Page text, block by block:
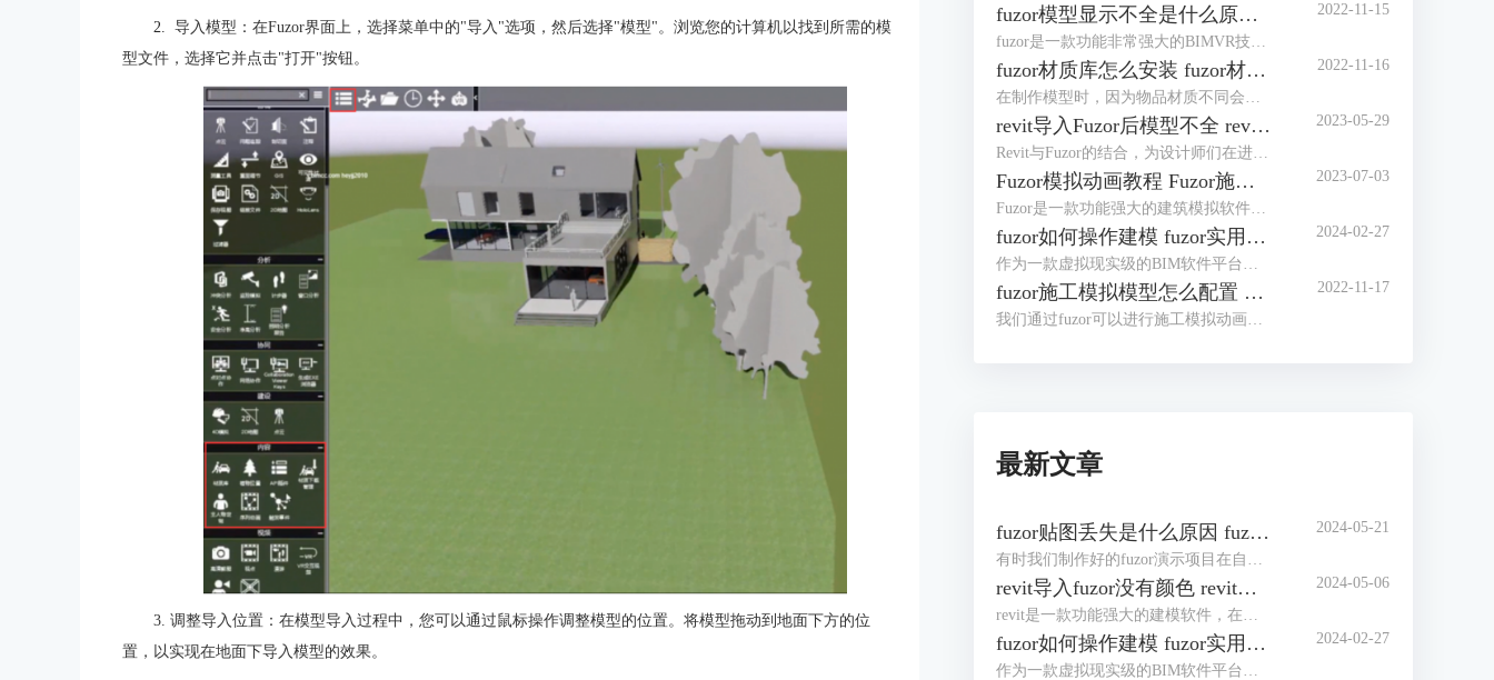
2. 导入模型：在Fuzor界面上，选择菜单中的"导入"选项，然后选择"模型"。浏览您的计算机以找到所需的模
型文件，选择它并点击"打开"按钮。
3. 调整导入位置：在模型导入过程中，您可以通过鼠标操作调整模型的位置。将模型拖动到地面下方的位
置，以实现在地面下导入模型的效果。
fuzor模型显示不全是什么原因 fuzor模型显示设置
fuzor是一款功能非常强大的BIMVR技术和4D施工模拟技术为一体的综合性平台级工具，使用过程中我们可以将Revit模型同步到fuzor。但有时fuzor模型显示不全是什么原因？这里我们将提供几种解决方案，大家可以根据自己实际情况来设置。除此之外，我们还可以对fuzor模型显示设置进行编辑，以调整出理想的模型效果。下面来看详细介绍吧！
2022-11-15
fuzor材质库怎么安装 fuzor材质库怎么使用
在制作模型时，因为物品材质不同会产生不同效果。但是安装fuzor后，发现软件自带的材质并不是很多，那么fuzor材质库怎么安装？我们可以将下载好的材质库导入fuzor。fuzor材质库怎么使用？有了材质库，使用便非常简单了，除了直接使用材质外，我们还可以对材质进行编辑。下面我们来看详细介绍吧！
2022-11-16
revit导入Fuzor后模型不全 revit导入Fuzor后模型不全怎么办
Revit与Fuzor的结合，为设计师们在进行建筑设计与模型演示时带来了无尽可能性。然而，在Revit向Fuzor导入模型的过程中，有时可能会出现模型不全的情况。本文将详细阐述revit导入Fuzor后模型不全的问题原因，并提供有效的解决办法。
2023-05-29
Fuzor模拟动画教程 Fuzor施工模拟动画如何导出
Fuzor是一款功能强大的建筑模拟软件，它不仅可以帮助设计师创建逼真的建筑模型，还可以制作出令人惊叹的模拟动画。本文将为您提供Fuzor模拟动画的详细教程，让您了解如何利用Fuzor创建出精彩的施工模拟动画。
2023-07-03
fuzor如何操作建模 fuzor实用技巧介绍
作为一款虚拟现实级的BIM软件平台，fuzor功能非常强大，同时fuzor还是一款首次将多人游戏引擎技术引入建筑工程行业的工具。既然是被应用于建筑工程行业，操作建模自然是必不可少的，对于fuzor如何操作建模，这里我们将介绍三种模式。下面我们来看fuzor实用技巧介绍吧！
2024-02-27
fuzor施工模拟模型怎么配置 有哪些注意的点
我们通过fuzor可以进行施工模拟动画，在制作动画过程中需要用到许多机械模型，一个个去配置机械模型动作非常繁琐，在fuzor中我们完成一个机械模型后便可通过复制的方式来将动作应用至同类型的机械模型中。下面我们来看fuzor施工模拟模型怎么配置，以及有哪些注意的点吧！
2022-11-17
最新文章
fuzor贴图丢失是什么原因 fuzor贴图丢失怎么办
有时我们制作好的fuzor演示项目在自己电脑上非常完整，在公共设备上演示时却出现了贴图丢失的状况。fuzor贴图丢失是什么原因？贴图丢失有多种原因，有可能是材质库的原因，也有可能是材质库保存路径的问题。fuzor贴图丢失怎么办？我们可以针对贴图丢失的原因进行修复，也可以将fuzor导出为exe文件，或制作人物漫游动画。下面我们来看详细介绍吧！
2024-05-21
revit导入fuzor没有颜色 revit导入fuzor后模型不全怎么办
revit是一款功能强大的建模软件，在多个行业被应用广泛。fuzor是一款融合了BIMVR技术和4D施工模拟技术的综合性平台级工具，使用时我们可以将revit中创建的模型导入fuzor中，如果revit导入fuzor没有颜色，很大概率是保存建模时导出了白模。revit导入fuzor后模型不全怎么办？这主要是由于材质库和视觉样式造成的。下面我们来看详细介绍吧！
2024-05-06
fuzor如何操作建模 fuzor实用技巧介绍
作为一款虚拟现实级的BIM软件平台，fuzor功能非常强大，同时fuzor还是一款首次将多人游戏引擎技术引入建筑工程行业的工具。既然是被应用于建筑工程行业，操作建模自然是必不可少的，对于fuzor如何操作建模，这里我们将介绍三种模式。下面我们来看fuzor实用技巧介绍吧！
2024-02-27